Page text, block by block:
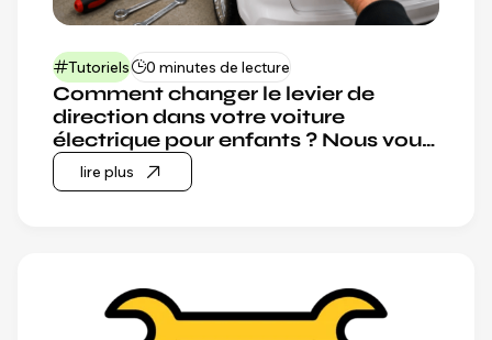
Tutoriels 0 minutes de lecture
Comment changer le levier de
direction dans votre voiture
électrique pour enfants ? Nous vous
montre
lire plus